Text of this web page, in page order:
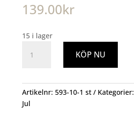
139.00kr
15 i lager
90LED
Ute
Varmvit
KÖP NU
Artikelnr: 593-10-1 st Kategorier:
Jul